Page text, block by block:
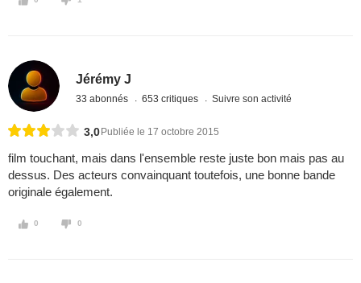
Jérémy J
33 abonnés 653 critiques Suivre son activité
3,0 Publiée le 17 octobre 2015
film touchant, mais dans l'ensemble reste juste bon mais pas au
dessus. Des acteurs convainquant toutefois, une bonne bande
originale également.
0 0